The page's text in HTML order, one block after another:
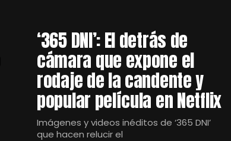
‘365 DNI’: El detrás de
cámara que expone el
rodaje de la candente y
popular película en Netflix
Imágenes y videos inéditos de ‘365 DNI’
que hacen relucir el